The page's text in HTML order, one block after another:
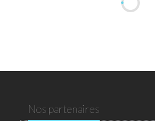
Nos partenaires